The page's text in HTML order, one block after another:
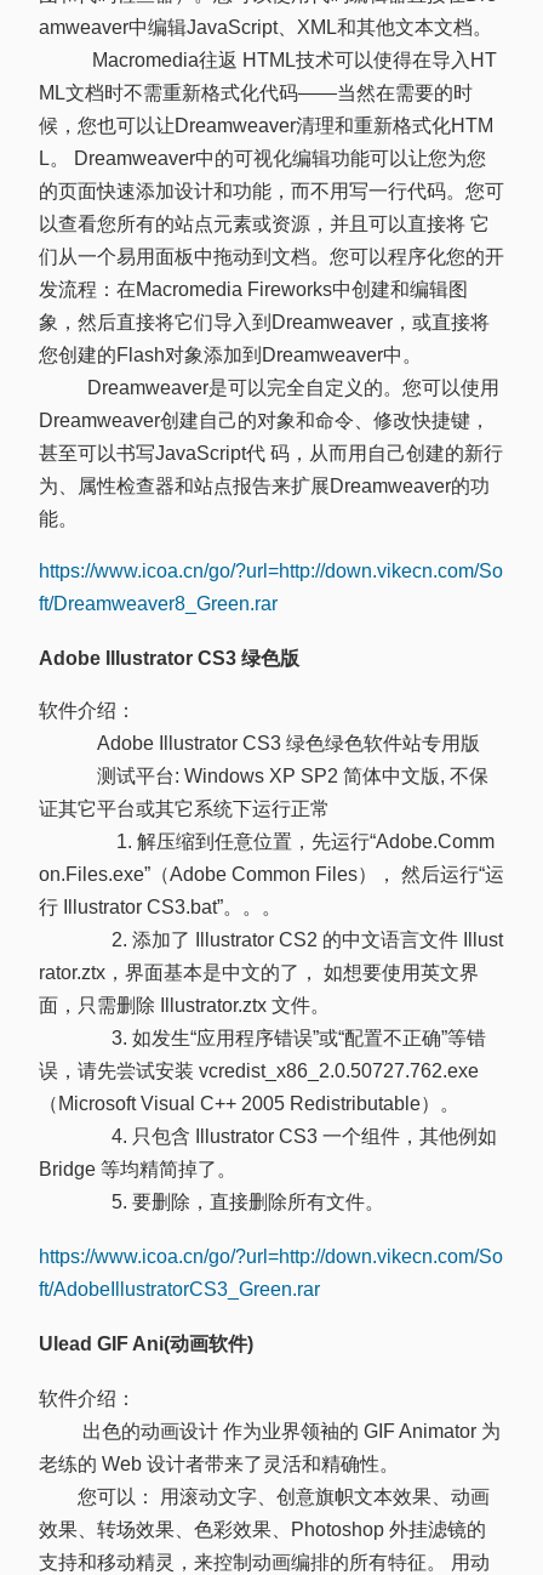
amweaver中编辑JavaScript、XML和其他文本文档。
Macromedia往返 HTML技术可以使得在导入HT
ML文档时不需重新格式化代码——当然在需要的时
候，您也可以让Dreamweaver清理和重新格式化HTM
L。 Dreamweaver中的可视化编辑功能可以让您为您
的页面快速添加设计和功能，而不用写一行代码。您可
以查看您所有的站点元素或资源，并且可以直接将 它
们从一个易用面板中拖动到文档。您可以程序化您的开
发流程：在Macromedia Fireworks中创建和编辑图
象，然后直接将它们导入到Dreamweaver，或直接将
您创建的Flash对象添加到Dreamweaver中。
Dreamweaver是可以完全自定义的。您可以使用
Dreamweaver创建自己的对象和命令、修改快捷键，
甚至可以书写JavaScript代 码，从而用自己创建的新行
为、属性检查器和站点报告来扩展Dreamweaver的功
能。
https://www.icoa.cn/go/?url=http://down.vikecn.com/So
ft/Dreamweaver8_Green.rar
Adobe Illustrator CS3 绿色版
软件介绍：
Adobe Illustrator CS3 绿色绿色软件站专用版
测试平台: Windows XP SP2 简体中文版, 不保
证其它平台或其它系统下运行正常
1. 解压缩到任意位置，先运行“Adobe.Comm
on.Files.exe”（Adobe Common Files）， 然后运行“运
行 Illustrator CS3.bat”。。。
2. 添加了 Illustrator CS2 的中文语言文件 Illust
rator.ztx，界面基本是中文的了， 如想要使用英文界
面，只需删除 Illustrator.ztx 文件。
3. 如发生“应用程序错误”或“配置不正确”等错
误，请先尝试安装 vcredist_x86_2.0.50727.762.exe
（Microsoft Visual C++ 2005 Redistributable）。
4. 只包含 Illustrator CS3 一个组件，其他例如
Bridge 等均精简掉了。
5. 要删除，直接删除所有文件。
https://www.icoa.cn/go/?url=http://down.vikecn.com/So
ft/AdobeIllustratorCS3_Green.rar
Ulead GIF Ani(动画软件)
软件介绍：
出色的动画设计 作为业界领袖的 GIF Animator 为
老练的 Web 设计者带来了灵活和精确性。
您可以： 用滚动文字、创意旗帜文本效果、动画
效果、转场效果、色彩效果、Photoshop 外挂滤镜的
支持和移动精灵，来控制动画编排的所有特征。 用动